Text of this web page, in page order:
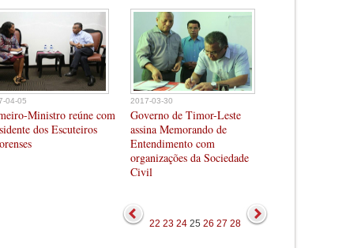
04-05
Ministro reúne com
dos Escuteiros
2017-03-30
Governo de Timor-Leste
assina Memorando de
Entendimento com
organizações da Sociedade
Civil
22 23 24 25 26 27 28